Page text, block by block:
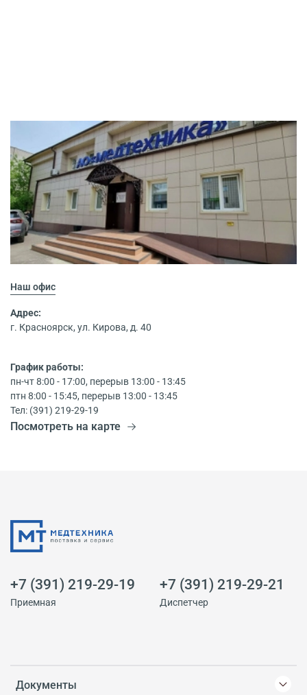
Наш офис
Адрес:
г. Красноярск, ул. Кирова, д. 40
График работы:
пн-чт 8:00 - 17:00, перерыв 13:00 - 13:45
птн 8:00 - 15:45, перерыв 13:00 - 13:45
Тел: (391) 219-29-19
Посмотреть на карте
Документы
+7 (391) 219-29-19
Приемная
+7 (391) 219-29-21
Диспетчер